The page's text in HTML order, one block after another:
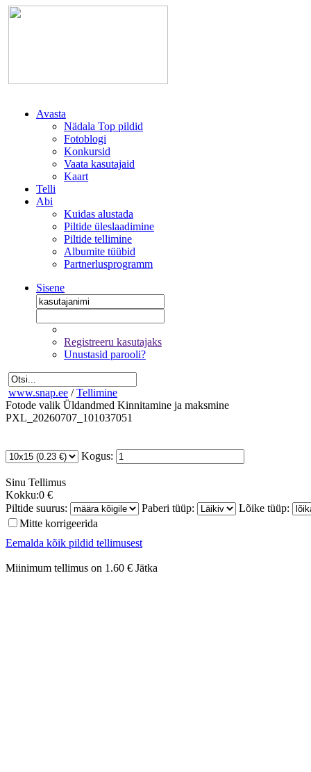
Avasta
Nädala Top pildid
Fotoblogi
Konkursid
Vaata kasutajaid
Kaart
Telli
Abi
Kuidas alustada
Piltide üleslaadimine
Piltide tellimine
Albumite tüübid
Partnerlusprogramm
Sisene
Registreeru kasutajaks
Unustasid parooli?
www.snap.ee / Tellimine
Fotode valik Üldandmed Kinnitamine ja maksmine
PXL_20260707_101037051
Kogus:
Sinu Tellimus
Kokku:0 €
Piltide suurus:
Paberi tüüp:
Lõike tüüp:
Mitte korrigeerida
Eemalda kõik pildid tellimusest
Miinimum tellimus on 1.60 € Jätka